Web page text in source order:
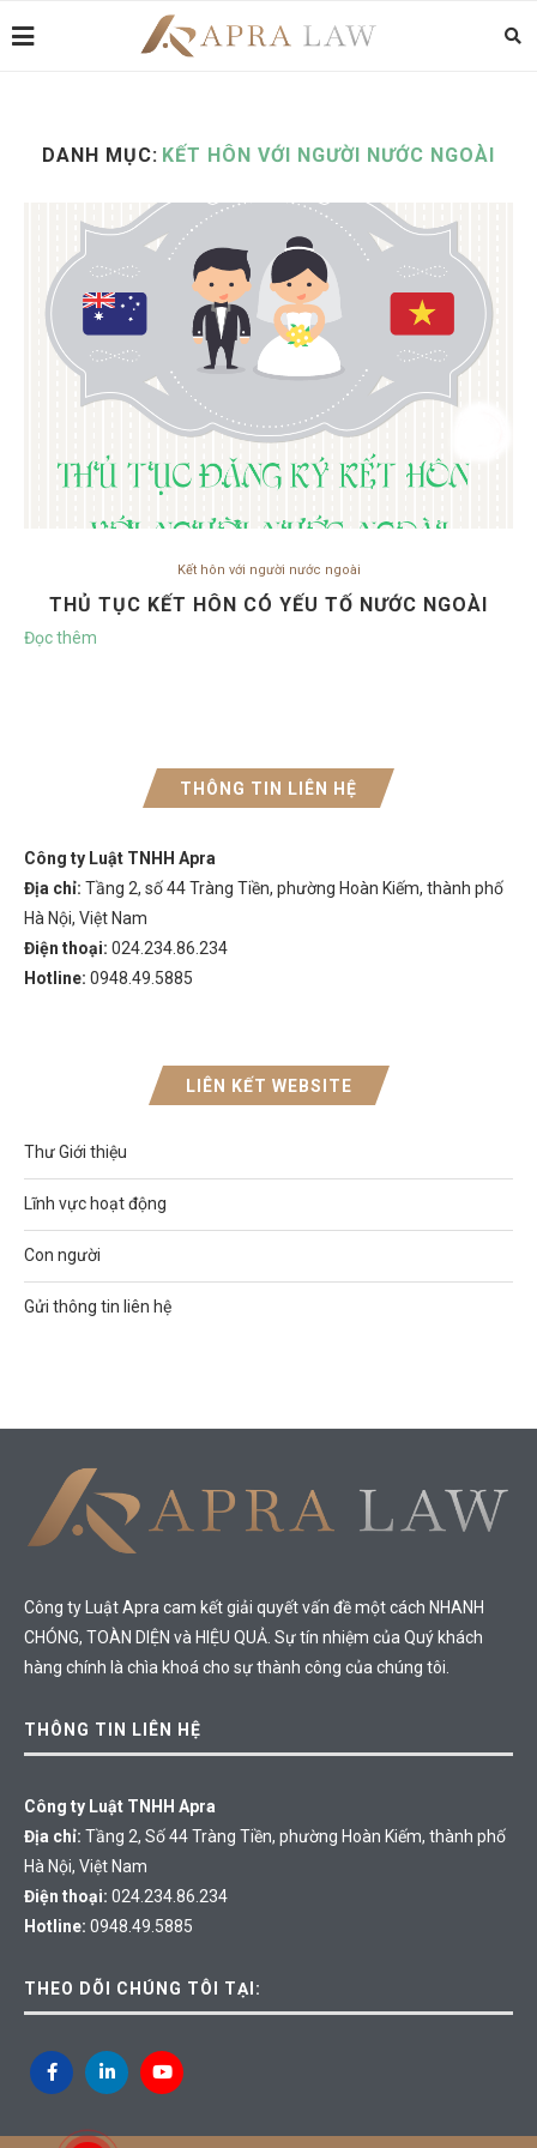
DANH MỤC: KẾT HÔN VỚI NGƯỜI NƯỚC NGOÀI
Kết hôn với người nước ngoài
THỦ TỤC KẾT HÔN CÓ YẾU TỐ NƯỚC NGOÀI
Đọc thêm
THÔNG TIN LIÊN HỆ
Công ty Luật TNHH Apra
Địa chỉ: Tầng 2, số 44 Tràng Tiền, phường Hoàn Kiếm, thành phố
Hà Nội, Việt Nam
Điện thoại: 024.234.86.234
Hotline: 0948.49.5885
LIÊN KẾT WEBSITE
Thư Giới thiệu
Lĩnh vực hoạt động
Con người
Gửi thông tin liên hệ
Công ty Luật Apra cam kết giải quyết vấn đề một cách NHANH
CHÓNG, TOÀN DIỆN và HIỆU QUẢ. Sự tín nhiệm của Quý khách
hàng chính là chìa khoá cho sự thành công của chúng tôi.
THÔNG TIN LIÊN HỆ
Công ty Luật TNHH Apra
Địa chỉ: Tầng 2, Số 44 Tràng Tiền, phường Hoàn Kiếm, thành phố
Hà Nội, Việt Nam
Điện thoại: 024.234.86.234
Hotline: 0948.49.5885
THEO DÕI CHÚNG TÔI TẠI: